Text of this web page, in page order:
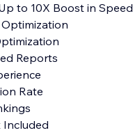
to 10X Boost in Speed
Reports
Rate
Included